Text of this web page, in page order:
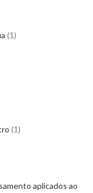
1
1
aplicados ao